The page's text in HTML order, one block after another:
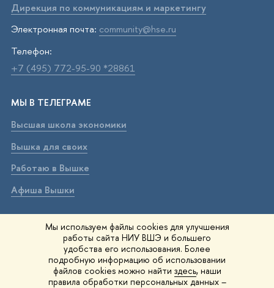
Мы используем файлы cookies для улучшения
работы сайта НИУ ВШЭ и большего
удобства его использования. Более
подробную информацию об использовании
файлов cookies можно найти здесь, наши
правила обработки персональных данных –
Дирекция по коммуникациям и маркетингу
Электронная почта: community@hse.ru
Телефон:
+7 (495) 772-95-90 *28861
МЫ В ТЕЛЕГРАМЕ
Высшая школа экономики
Вышка для своих
Работаю в Вышке
Афиша Вышки
ВЫШКА В МАХ
Высшая школа экономики
Вышка для своих